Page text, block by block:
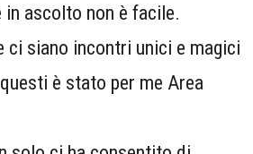
ascolto non è facile.
ci siano incontri unici e magici
è stato per me Area